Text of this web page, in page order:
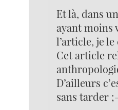
Et là, dans
ayant moins
l’article, je
Cet article
D’ailleurs
sans tarder